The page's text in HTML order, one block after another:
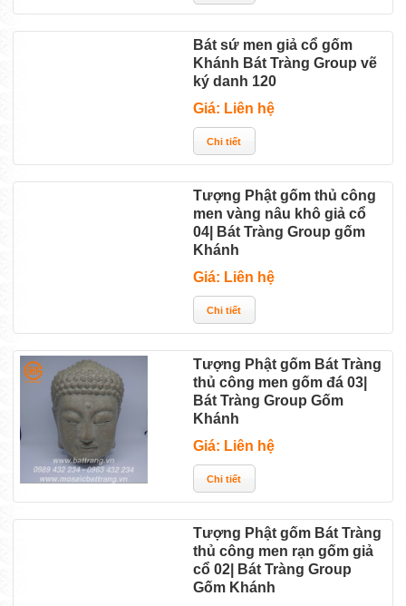
Bát sứ men giả cổ gốm
Khánh Bát Tràng Group vẽ
ký danh 120
Giá: Liên hệ
Tượng Phật gốm thủ công
men vàng nâu khô giả cổ
04| Bát Tràng Group gốm
Khánh
Giá: Liên hệ
Tượng Phật gốm Bát Tràng
thủ công men gốm đá 03|
Bát Tràng Group Gốm
Khánh
Giá: Liên hệ
Tượng Phật gốm Bát Tràng
thủ công men rạn gốm giả
cổ 02| Bát Tràng Group
Gốm Khánh